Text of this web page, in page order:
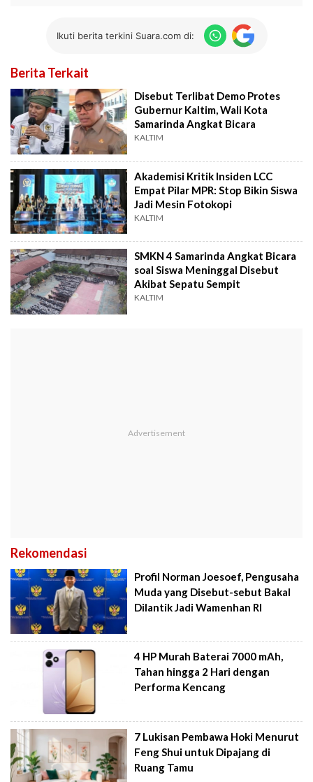
Ikuti berita terkini Suara.com di:
Berita Terkait
Disebut Terlibat Demo Protes
Gubernur Kaltim, Wali Kota
Samarinda Angkat Bicara
KALTIM
Akademisi Kritik Insiden LCC
Empat Pilar MPR: Stop Bikin Siswa
Jadi Mesin Fotokopi
KALTIM
SMKN 4 Samarinda Angkat Bicara
soal Siswa Meninggal Disebut
Akibat Sepatu Sempit
KALTIM
Rekomendasi
Profil Norman Joesoef, Pengusaha
Muda yang Disebut-sebut Bakal
Dilantik Jadi Wamenhan RI
4 HP Murah Baterai 7000 mAh,
Tahan hingga 2 Hari dengan
Performa Kencang
7 Lukisan Pembawa Hoki Menurut
Feng Shui untuk Dipajang di
Ruang Tamu